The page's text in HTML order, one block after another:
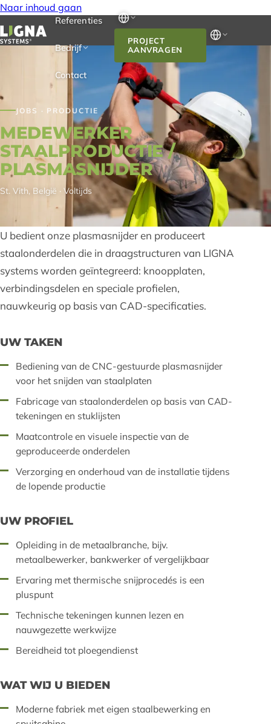
Naar inhoud gaan
Referenties
Bedrijf
Contact
PROJECT
AANVRAGEN
JOBS · PRODUCTIE
MEDEWERKER
STAALPRODUCTIE /
PLASMASNIJDER
St. Vith, België · Voltijds
U bedient onze plasmasnijder en produceert
staalonderdelen die in draagstructuren van LIGNA
systems worden geïntegreerd: knoopplaten,
verbindingsdelen en speciale profielen,
nauwkeurig op basis van CAD-specificaties.
UW TAKEN
Bediening van de CNC-gestuurde plasmasnijder
voor het snijden van staalplaten
Fabricage van staalonderdelen op basis van CAD-
tekeningen en stuklijsten
Maatcontrole en visuele inspectie van de
geproduceerde onderdelen
Verzorging en onderhoud van de installatie tijdens
de lopende productie
UW PROFIEL
Opleiding in de metaalbranche, bijv.
metaalbewerker, bankwerker of vergelijkbaar
Ervaring met thermische snijprocedés is een
pluspunt
Technische tekeningen kunnen lezen en
nauwgezette werkwijze
Bereidheid tot ploegendienst
WAT WIJ U BIEDEN
Moderne fabriek met eigen staalbewerking en